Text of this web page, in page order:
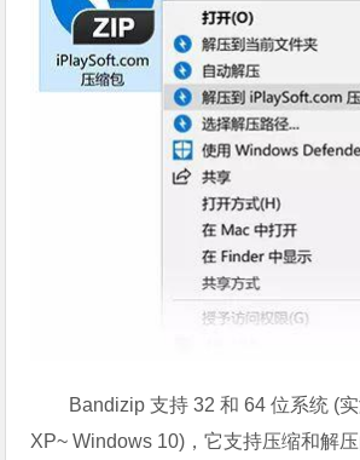
Bandizip 支持 32 和 64 位系统 (
XP~ Windows 10)，它支持压缩和解